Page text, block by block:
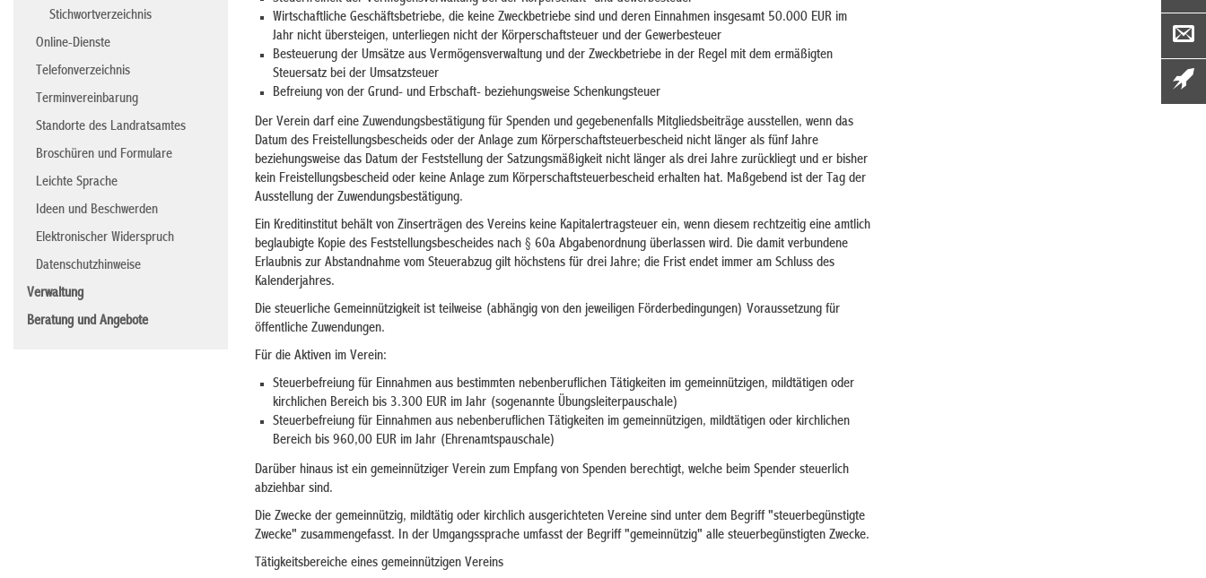
Stichwortverzeichnis
Online-Dienste
Telefonverzeichnis
Terminvereinbarung
Standorte des Landratsamtes
Broschüren und Formulare
Leichte Sprache
Ideen und Beschwerden
Elektronischer Widerspruch
Datenschutzhinweise
Verwaltung
Beratung und Angebote
Wirtschaftliche Geschäftsbetriebe, die keine Zweckbetriebe sind und deren Einnahmen insgesamt 50.000 EUR im
Jahr nicht übersteigen, unterliegen nicht der Körperschaftsteuer und der Gewerbesteuer
Besteuerung der Umsätze aus Vermögensverwaltung und der Zweckbetriebe in der Regel mit dem ermäßigten
Steuersatz bei der Umsatzsteuer
Befreiung von der Grund- und Erbschaft- beziehungsweise Schenkungsteuer
Der Verein darf eine Zuwendungsbestätigung für Spenden und gegebenenfalls Mitgliedsbeiträge ausstellen, wenn das
Datum des Freistellungsbescheids oder der Anlage zum Körperschaftsteuerbescheid nicht länger als fünf Jahre
beziehungsweise das Datum der Feststellung der Satzungsmäßigkeit nicht länger als drei Jahre zurückliegt und er bisher
kein Freistellungsbescheid oder keine Anlage zum Körperschaftsteuerbescheid erhalten hat. Maßgebend ist der Tag der
Ausstellung der Zuwendungsbestätigung.
Ein Kreditinstitut behält von Zinserträgen des Vereins keine Kapitalertragsteuer ein, wenn diesem rechtzeitig eine amtlich
beglaubigte Kopie des Feststellungsbescheides nach § 60a Abgabenordnung überlassen wird. Die damit verbundene
Erlaubnis zur Abstandnahme vom Steuerabzug gilt höchstens für drei Jahre; die Frist endet immer am Schluss des
Kalenderjahres.
Die steuerliche Gemeinnützigkeit ist teilweise (abhängig von den jeweiligen Förderbedingungen) Voraussetzung für
öffentliche Zuwendungen.
Für die Aktiven im Verein:
Steuerbefreiung für Einnahmen aus bestimmten nebenberuflichen Tätigkeiten im gemeinnützigen, mildtätigen oder
kirchlichen Bereich bis 3.300 EUR im Jahr (sogenannte Übungsleiterpauschale)
Steuerbefreiung für Einnahmen aus nebenberuflichen Tätigkeiten im gemeinnützigen, mildtätigen oder kirchlichen
Bereich bis 960,00 EUR im Jahr (Ehrenamtspauschale)
Darüber hinaus ist ein gemeinnütziger Verein zum Empfang von Spenden berechtigt, welche beim Spender steuerlich
abziehbar sind.
Die Zwecke der gemeinnützig, mildtätig oder kirchlich ausgerichteten Vereine sind unter dem Begriff "steuerbegünstigte
Zwecke" zusammengefasst. In der Umgangssprache umfasst der Begriff "gemeinnützig" alle steuerbegünstigten Zwecke.
Tätigkeitsbereiche eines gemeinnützigen Vereins